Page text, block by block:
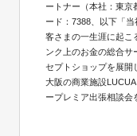
ートナー（本社：東京
ード：7388、以下「
客さまの一生涯に起こ
ンク上のお金の総合サ
セプトショップを展開
大阪の商業施設
ープレミア出張相談会